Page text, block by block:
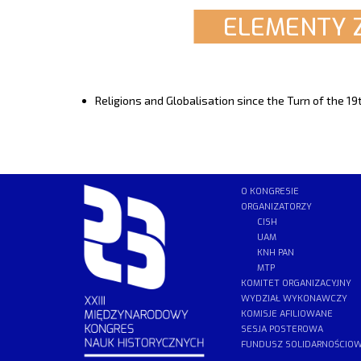
Religions and Globalisation since the Turn of the
O KONGRESIE
ORGANIZATORZY
CISH
UAM
KNH PAN
MTP
KOMITET ORGANIZACYJNY
WYDZIAŁ WYKONAWCZY
KOMISJE AFILIOWANE
SESJA POSTEROWA
FUNDUSZ